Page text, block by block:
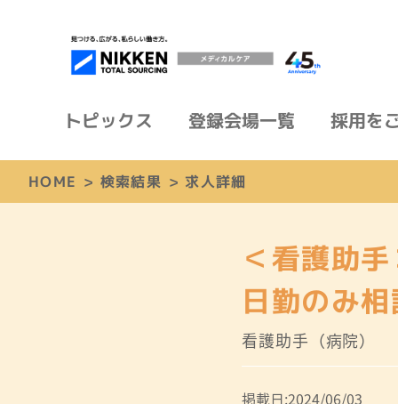
トピックス 登録会場一覧 採用を
HOME > 検索結果 > 求人詳細
＜看護助
日勤のみ
看護助手（病院）
掲載日:2024/06/03